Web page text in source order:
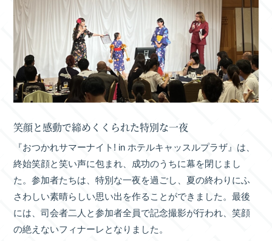
笑顔と感動で締めくくられた特別な一夜
『おつかれサマーナイト! in ホテルキャッスルプラザ』は、
終始笑顔と笑い声に包まれ、成功のうちに幕を閉じまし
た。参加者たちは、特別な一夜を過ごし、夏の終わりにふ
さわしい素晴らしい思い出を作ることができました。最後
には、司会者二人と参加者全員で記念撮影が行われ、笑顔
の絶えないフィナーレとなりました。